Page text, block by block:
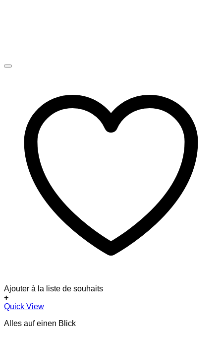
Ajouter à la liste de souhaits
+
Quick View
Alles auf einen Blick